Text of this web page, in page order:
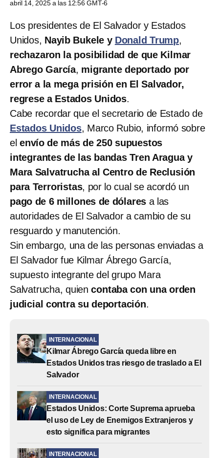
abril 14, 2025 a las 12:56 GMT-6
Los presidentes de El Salvador y Estados
Unidos, Nayib Bukele y Donald Trump,
rechazaron la posibilidad de que Kilmar
Abrego García, migrante deportado por
error a la mega prisión en El Salvador,
regrese a Estados Unidos.
Cabe recordar que el secretario de Estado de
Estados Unidos, Marco Rubio, informó sobre
el envío de más de 250 supuestos
integrantes de las bandas Tren Aragua y
Mara Salvatrucha al Centro de Reclusión
para Terroristas, por lo cual se acordó un
pago de 6 millones de dólares a las
autoridades de El Salvador a cambio de su
resguardo y manutención.
Sin embargo, una de las personas enviadas a
El Salvador fue Kilmar Ábrego García,
supuesto integrante del grupo Mara
Salvatrucha, quiencontaba con una orden
judicial contra su deportación.
INTERNACIONAL
Kilmar Ábrego García queda libre en
Estados Unidos tras riesgo de traslado a El
Salvador
INTERNACIONAL
Estados Unidos: Corte Suprema aprueba
el uso de Ley de Enemigos Extranjeros y
esto significa para migrantes
INTERNACIONAL